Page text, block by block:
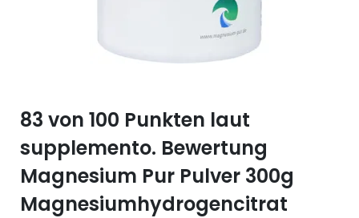
83 von 100 Punkten laut
supplemento. Bewertung
Magnesium Pur Pulver 300g
Magnesiumhydrogencitrat